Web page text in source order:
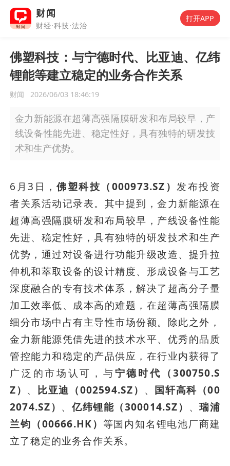
财闻
财经·科技·法治
打开APP
佛塑科技：与宁德时代、比亚迪、亿纬
锂能等建立稳定的业务合作关系
财闻 2026/06/03 18:46:19
金力新能源在超薄高强隔膜研发和布局较早，产
线设备性能先进、稳定性好，具有独特的研发技
术和生产优势。
6月3日，佛塑科技（000973.SZ）发布投资
者关系活动记录表。其中提到，金力新能源在
超薄高强隔膜研发和布局较早，产线设备性能
先进、稳定性好，具有独特的研发技术和生产
优势，通过对设备进行功能升级改造、提升拉
伸机和萃取设备的设计精度、形成设备与工艺
深度融合的专有技术体系，解决了超高分子量
加工效率低、成本高的难题，在超薄高强隔膜
细分市场中占有主导性市场份额。除此之外，
金力新能源凭借先进的技术水平、优秀的品质
管控能力和稳定的产品供应，在行业内获得了
广泛的市场认可，与宁德时代（300750.S
Z） 、 比亚迪（002594.SZ） 、 国轩高科（00
2074.SZ） 、 亿纬锂能（300014.SZ） 、瑞浦
兰钧（00666.HK） 等国内知名锂电池厂商建
立了稳定的业务合作关系。